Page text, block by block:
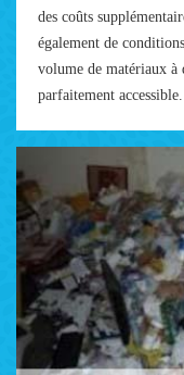
des coûts
également de
volume de matériaux à
parfaitement accessible.